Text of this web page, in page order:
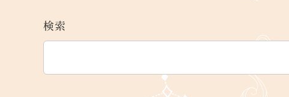
検索